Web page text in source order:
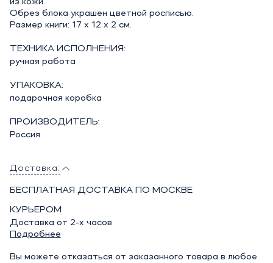
Обрез блока украшен цветной росписью.
Размер книги: 17 х 12 х 2 см.
ТЕХНИКА ИСПОЛНЕНИЯ:
ручная работа
УПАКОВКА:
подарочная коробка
ПРОИЗВОДИТЕЛЬ:
Россия
Доставка:
БЕСПЛАТНАЯ ДОСТАВКА ПО МОСКВЕ
КУРЬЕРОМ
Доставка от 2-х часов
Подробнее
Вы можете отказаться от заказанного товара в любое